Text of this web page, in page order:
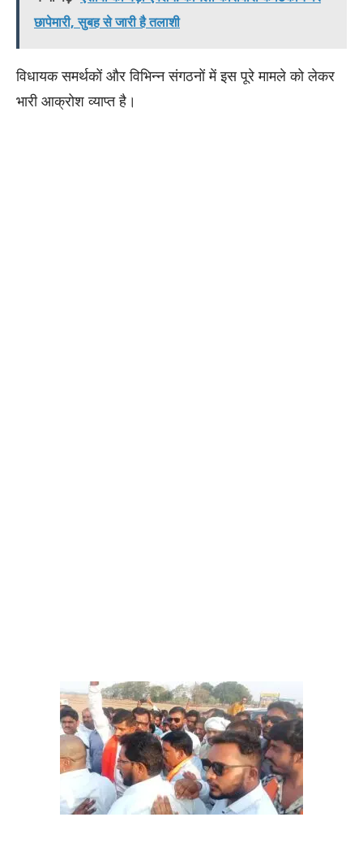
छापेमारी, सुबह से जारी है तलाशी
विधायक समर्थकों और विभिन्न संगठनों में इस पूरे मामले को लेकर
भारी आक्रोश व्याप्त है।